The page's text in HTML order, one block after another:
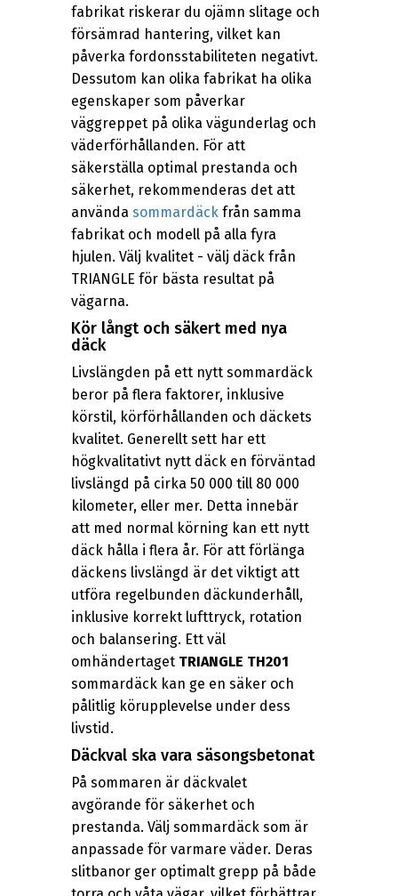
fabrikat riskerar du ojämn slitage och
försämrad hantering, vilket kan
påverka fordonsstabiliteten negativt.
Dessutom kan olika fabrikat ha olika
egenskaper som påverkar
väggreppet på olika vägunderlag och
väderförhållanden. För att
säkerställa optimal prestanda och
säkerhet, rekommenderas det att
använda sommardäckfrån samma
fabrikat och modell på alla fyra
hjulen. Välj kvalitet - välj däck från
TRIANGLE för bästa resultat på
vägarna.
Kör långt och säkert med nya
däck
Livslängden på ett nytt sommardäck
beror på flera faktorer, inklusive
körstil, körförhållanden och däckets
kvalitet. Generellt sett har ett
högkvalitativt nytt däck en förväntad
livslängd på cirka 50 000 till 80 000
kilometer, eller mer. Detta innebär
att med normal körning kan ett nytt
däck hålla i flera år. För att förlänga
däckens livslängd är det viktigt att
utföra regelbunden däckunderhåll,
inklusive korrekt lufttryck, rotation
och balansering. Ett väl
omhändertaget TRIANGLE TH201
sommardäck kan ge en säker och
pålitlig körupplevelse under dess
livstid.
Däckval ska vara säsongsbetonat
På sommaren är däckvalet
avgörande för säkerhet och
prestanda. Välj sommardäck som är
anpassade för varmare väder. Deras
slitbanor ger optimalt grepp på både